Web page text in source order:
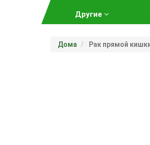
Другие
Дома Рак прямой